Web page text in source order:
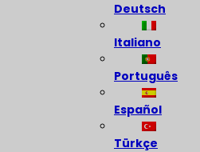
Deutsch
Italiano
Português
Español
Türkçe